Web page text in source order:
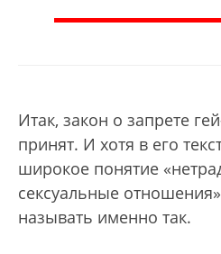
Итак, закон о запрете
принят. И хотя в его
широкое понятие
сексуальные
называть именно так.